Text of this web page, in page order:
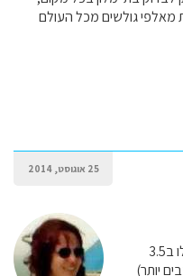
מאלפי גולשים מכל העולם
25 אוגוסט, 2014
אם הנחיתה תתקיים בזמן (צהרי יום) תוכלו ב3.5